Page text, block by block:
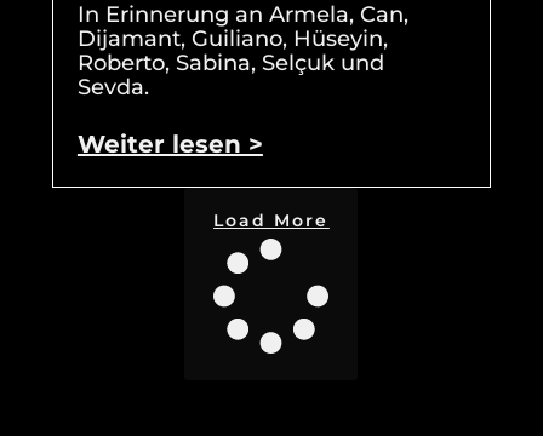
In Erinnerung an Armela, Can,
Dijamant, Guiliano, Hüseyin,
Roberto, Sabina, Selçuk und
Sevda.
Weiter lesen >
Load More